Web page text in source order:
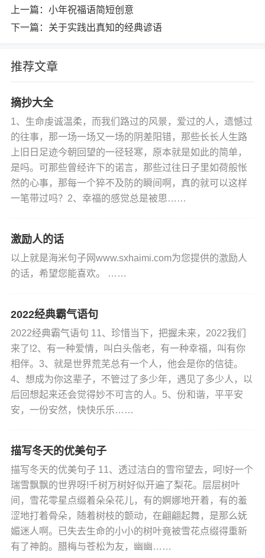
上一篇： 小年祝福语简短创意
下一篇： 关于实践出真知的经典谚语
推荐文章
摘抄大全
1、生命虔诚温柔，而我们路过的风景，爱过的人，遗憾过
的往事，那一场一场又一场的阴差阳错，那些长长人生路
上旧日足迹今朝回望的一径轻寒，原本就是如此的简单，
是吗。可那些曾经许下的诺言，那些过往日子里如荷般怅
然的心事，那每一个猝不及防的瞬间啊，真的就可以这样
一笔带过吗？2、幸福的感觉总是被思……
激励人的话
以上就是海米句子网www.sxhaimi.com为您提供的激励人
的话，希望您能喜欢。 ……
2022经典霸气语句
2022经典霸气语句 11、珍惜当下，把握未来，2022我们
来了!2、有一种爱情，叫白头偕老，有一种幸福，叫有你
相伴。3、就是世界荒芜总有一个人，他会是你的信徒。
4、想成为你这辈子，不管过了多少年，遇见了多少人，以
后回想起来还会觉得妙不可言的人。5、份和谐，平平安
安，一份安然，快快乐乐……
描写冬天的优美句子
描写冬天的优美句子 11、透过洁白的雪帘望去，呵!好一个
瑞雪飘飘的世界呀!千树万树好似开遍了梨花。层层树叶
间，雪花零星点缀着朵朵花儿，有的婀娜地开着，有的羞
涩地打着骨朵，随着树枝的颤动，在翩翩起舞，是那么妩
媚迷人啊。已失去生命的小小的树叶竟被雪花点缀得重新
有了神韵。腊梅与苍松为友，幽幽……